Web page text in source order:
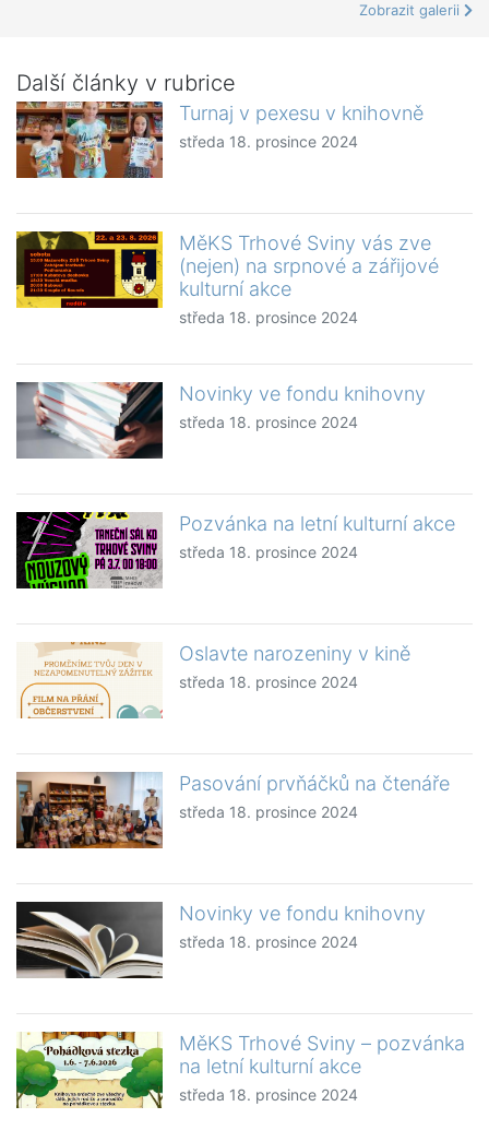
Zobrazit galerii
Další články v rubrice
Turnaj v pexesu v knihovně
středa 18. prosince 2024
MěKS Trhové Sviny vás zve
(nejen) na srpnové a zářijové
kulturní akce
středa 18. prosince 2024
Novinky ve fondu knihovny
středa 18. prosince 2024
Pozvánka na letní kulturní akce
středa 18. prosince 2024
Oslavte narozeniny v kině
středa 18. prosince 2024
Pasování prvňáčků na čtenáře
středa 18. prosince 2024
Novinky ve fondu knihovny
středa 18. prosince 2024
MěKS Trhové Sviny – pozvánka
na letní kulturní akce
středa 18. prosince 2024